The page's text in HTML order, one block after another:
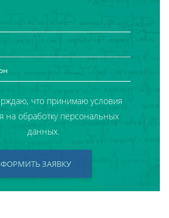
что принимаю условия
на обработку персональных
данных.
ЗАЯВКУ